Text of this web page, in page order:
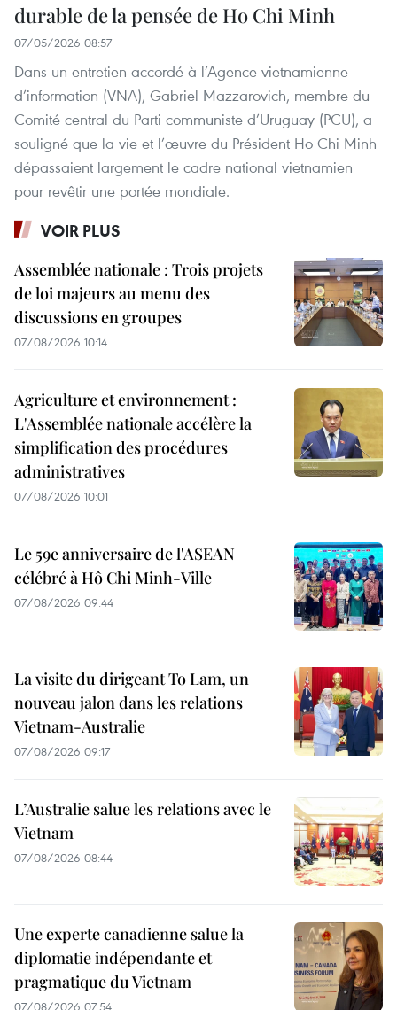
durable de la pensée de Ho Chi Minh
07/05/2026 08:57
Dans un entretien accordé à l’Agence vietnamienne
d’information (VNA), Gabriel Mazzarovich, membre du
Comité central du Parti communiste d’Uruguay (PCU), a
souligné que la vie et l’œuvre du Président Ho Chi Minh
dépassaient largement le cadre national vietnamien
pour revêtir une portée mondiale.
VOIR PLUS
Assemblée nationale : Trois projets
de loi majeurs au menu des
discussions en groupes
07/08/2026 10:14
Agriculture et environnement :
L'Assemblée nationale accélère la
simplification des procédures
administratives
07/08/2026 10:01
Le 59e anniversaire de l'ASEAN
célébré à Hô Chi Minh-Ville
07/08/2026 09:44
La visite du dirigeant To Lam, un
nouveau jalon dans les relations
Vietnam-Australie
07/08/2026 09:17
L’Australie salue les relations avec le
Vietnam
07/08/2026 08:44
Une experte canadienne salue la
diplomatie indépendante et
pragmatique du Vietnam
07/08/2026 07:54